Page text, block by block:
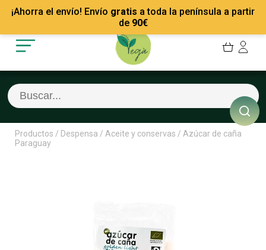
¡Ahorra el envío! Envío gratis a toda la península a partir
de 90€
Mis Pedidos
Mis favoritos
Cerrar sesión
Recetas
Empresas
Contacto
Productos / Despensa / Aceite y conservas / Azúcar de caña
Paraguay